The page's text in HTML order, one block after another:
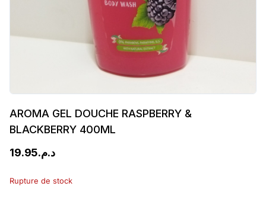
AROMA GEL DOUCHE RASPBERRY &
BLACKBERRY 400ML
د.م.19.95
Rupture de stock